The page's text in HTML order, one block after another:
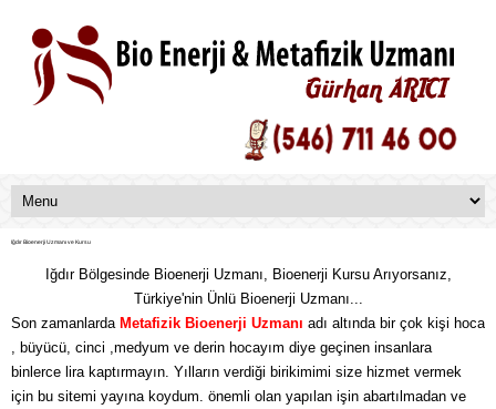
Iğdır Bioenerji Uzmanı ve Kursu
Iğdır Bölgesinde Bioenerji Uzmanı, Bioenerji Kursu Arıyorsanız,
Türkiye'nin Ünlü Bioenerji Uzmanı...
Son zamanlarda Metafizik Bioenerji Uzmanı adı altında bir çok kişi hoca
, büyücü, cinci ,medyum ve derin hocayım diye geçinen insanlara
binlerce lira kaptırmayın. Yılların verdiği birikimimi size hizmet vermek
için bu sitemi yayına koydum. önemli olan yapılan işin abartılmadan ve